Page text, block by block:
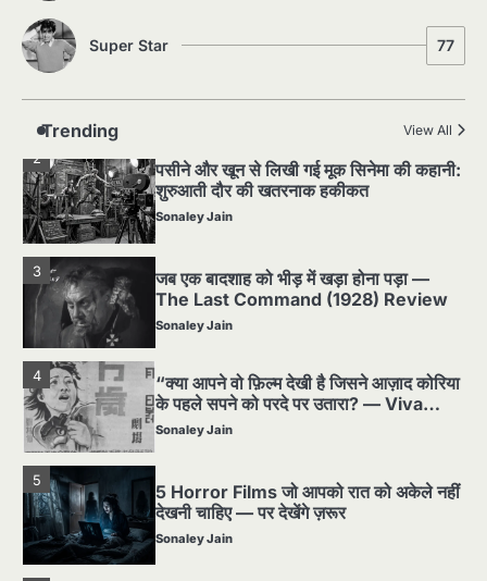
Super Star 77
Trending View All
1
Silent Era का सबसे बड़ा Scandal — वो
Sonaley Jain
2
पसीने और खून से लिखी गई मूक सिनेमा की कहानी:
शुरुआती दौर की खतरनाक हकीकत
Sonaley Jain
3
जब एक बादशाह को भीड़ में खड़ा होना पड़ा —
The Last Command (1928) Review
Sonaley Jain
4
“क्या आपने वो फ़िल्म देखी है जिसने आज़ाद कोरिया
के पहले सपने को परदे पर उतारा? — Viva
Freedom! (1946) रिव्यू”
Sonaley Jain
5
5 Horror Films जो आपको रात को अकेले नहीं
देखनी चाहिए — पर देखेंगे ज़रूर
Sonaley Jain